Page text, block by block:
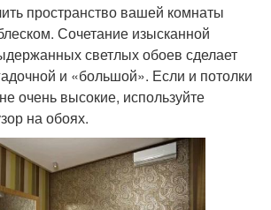
пространство вашей комнаты
Сочетание изысканной
светлых обоев сделает
и «большой». Если и потолки
очень высокие, используйте
на обоях.